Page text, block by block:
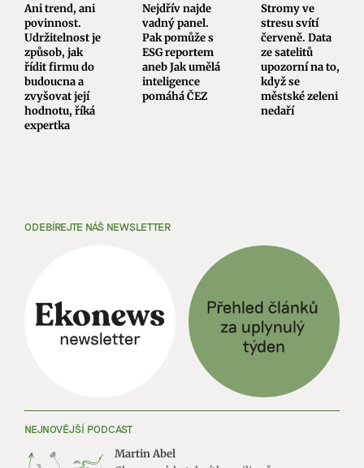
Ani trend, ani
povinnost.
Udržitelnost je
způsob, jak
řídit firmu do
budoucna a
zvyšovat její
hodnotu, říká
expertka
Nejdřív najde
vadný panel.
Pak pomůže s
ESG reportem
aneb Jak umělá
inteligence
pomáhá ČEZ
Stromy ve
stresu svítí
červeně. Data
ze satelitů
upozorní na to,
když se
městské zeleni
nedaří
ODEBÍREJTE NÁŠ NEWSLETTER
NEJNOVĚJŠÍ PODCAST
Martin Abel